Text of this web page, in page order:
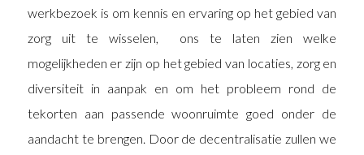
werkbezoek is om kennis en ervaring op het gebied van
zorg uit te wisselen, ons te laten zien welke
mogelijkheden er zijn op het gebied van locaties, zorg en
diversiteit in aanpak en om het probleem rond de
tekorten aan passende woonruimte goed onder de
aandacht te brengen. Door de decentralisatie zullen we